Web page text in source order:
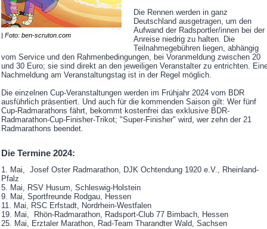
| Foto: ben-scruton.com
Die Rennen werden in ganz
Deutschland ausgetragen, um den
Aufwand der Radsportler/innen bei der
Anreise niedrig zu halten. Die
Teilnahmegebühren liegen, abhängig
vom Service und den Rahmenbedingungen, bei Voranmeldung zwischen 20
und 30 Euro; sie sind direkt an den jeweiligen Veranstalter zu entrichten.
Nachmeldung am Veranstaltungstag ist in der Regel möglich.
Die einzelnen Cup-Veranstaltungen werden im Frühjahr 2024 vom BDR
ausführlich präsentiert. Und auch für die kommenden Saison gilt: Wer fünf
Cup-Radmarathons fährt, bekommt kostenfrei das exklusive BDR-
Radmarathon-Cup-Finisher-Trikot; "Super-Finisher" wird, wer zehn der 21
Radmarathons beendet.
Die Termine 2024:
1. Mai, Josef Oster Radmarathon, DJK Ochtendung 1920 e.V., Rheinland-
Pfalz
5. Mai, RSV Husum, Schleswig-Holstein
9. Mai, Sportfreunde Rodgau, Hessen
11. Mai, RSC Erfstadt, Nordrhein-Westfalen
19. Mai, Rhön-Radmarathon, Radsport-Club 77 Bimbach, Hessen
25. Mai, Erztaler Marathon, Rad-Team Tharandter Wald, Sachsen